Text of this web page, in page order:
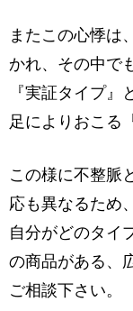
またこの心悸は
かれ、その中で
『実証タイプ
足によりおこる
この様に不整脈
応も異なるため
自分がどのタイ
の商品がある、
ご相談下さい。